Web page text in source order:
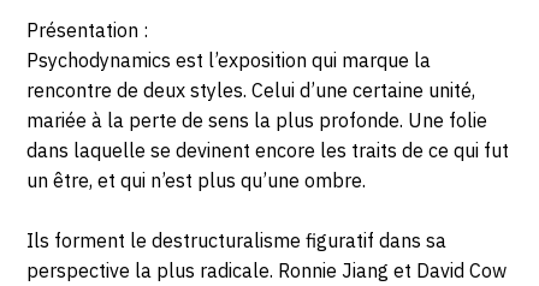
LUNDI
18
JUILLET
2022
bis
rue
Raymond
du
Temple,
94300
Vincennes
Description,
horaires...
Présentation :
Psychodynamics est l’exposition qui marque la
rencontre de deux styles. Celui d’une certaine unité,
mariée à la perte de sens la plus profonde. Une folie
dans laquelle se devinent encore les traits de ce qui fut
un être, et qui n’est plus qu’une ombre.
Ils forment le destructuralisme figuratif dans sa
perspective la plus radicale. Ronnie Jiang et David Cow